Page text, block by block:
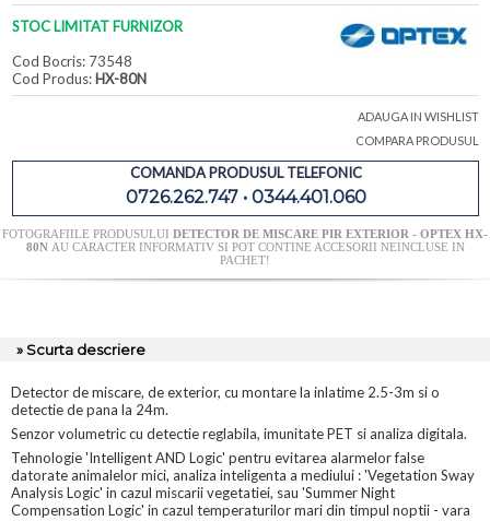
STOC LIMITAT FURNIZOR
Cod Bocris: 73548
Cod Produs: HX-80N
ADAUGA IN WISHLIST
COMPARA PRODUSUL
COMANDA PRODUSUL TELEFONIC
0726.262.747 • 0344.401.060
FOTOGRAFIILE PRODUSULUI DETECTOR DE MISCARE PIR EXTERIOR - OPTEX HX-
80N AU CARACTER INFORMATIV SI POT CONTINE ACCESORII NEINCLUSE IN
PACHET!
» Scurta descriere
Detector de miscare, de exterior, cu montare la inlatime 2.5-3m si o
detectie de pana la 24m.
Senzor volumetric cu detectie reglabila, imunitate PET si analiza digitala.
Tehnologie 'Intelligent AND Logic' pentru evitarea alarmelor false
datorate animalelor mici, analiza inteligenta a mediului : 'Vegetation Sway
Analysis Logic' in cazul miscarii vegetatiei, sau 'Summer Night
Compensation Logic' in cazul temperaturilor mari din timpul noptii - vara